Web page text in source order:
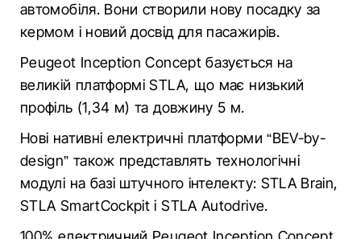
автомобіля. Вони створили нову посадку за
кермом і новий досвід для пасажирів.
Peugeot Inception Concept базується на
великій платформі STLA, що має низький
профіль (1,34 м) та довжину 5 м.
Нові нативні електричні платформи “BEV-by-
design” також представлять технологічні
модулі на базі штучного інтелекту: STLA Brain,
STLA SmartCockpit і STLA Autodrive.